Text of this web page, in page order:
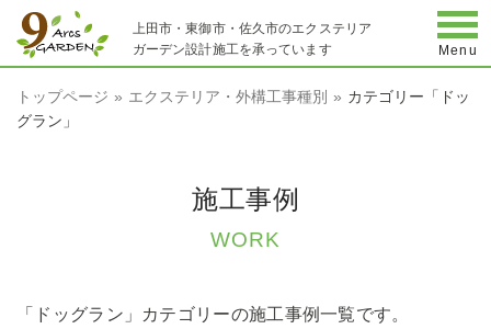
上田市・東御市・佐久市のエクステリア
ガーデン設計施工を承っています
Menu
トップページ エクステリア・外構工事種別
カテゴリー「ドッ
グラン」
施工事例
WORK
「ドッグラン」カテゴリーの施工事例一覧です。